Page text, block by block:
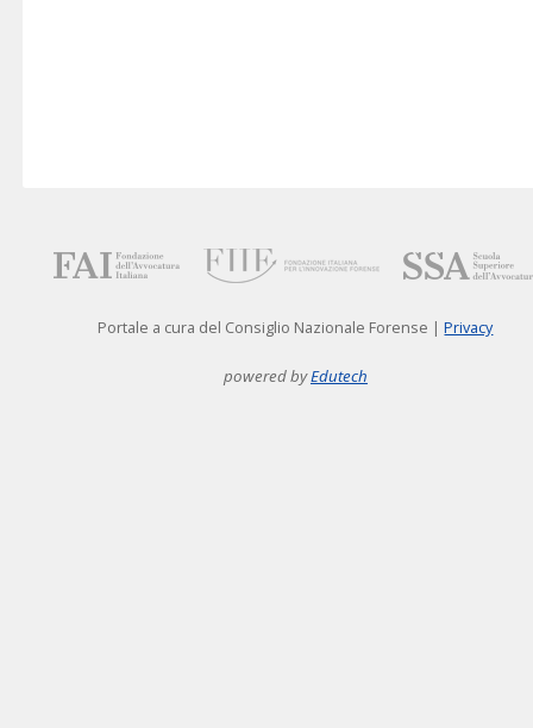
Portale a cura del Consiglio Nazionale Forense |Privacy
powered byEdutech